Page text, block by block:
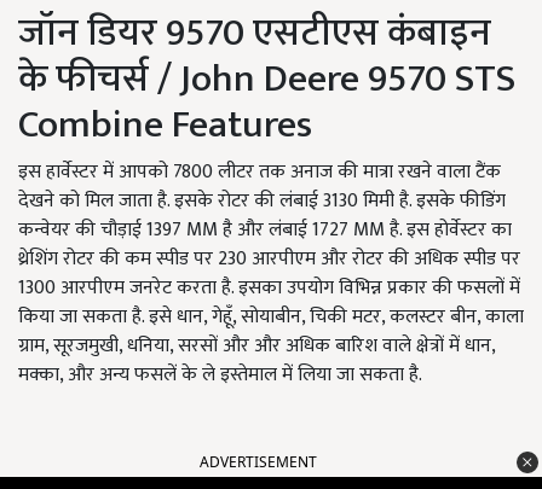
जॉन डियर 9570 एसटीएस कंबाइन
के फीचर्स / John Deere 9570 STS
Combine Features
इस हार्वेस्टर में आपको 7800 लीटर तक अनाज की मात्रा रखने वाला टैंक
देखने को मिल जाता है. इसके रोटर की लंबाई 3130 मिमी है. इसके फीडिंग
कन्वेयर की चौड़ाई 1397 MM है और लंबाई 1727 MM है. इस होर्वेस्टर का
थ्रेशिंग रोटर की कम स्पीड पर 230 आरपीएम और रोटर की अधिक स्पीड पर
1300 आरपीएम जनरेट करता है. इसका उपयोग विभिन्न प्रकार की फसलों में
किया जा सकता है. इसे धान, गेहूँ, सोयाबीन, चिकी मटर, कलस्टर बीन, काला
ग्राम, सूरजमुखी, धनिया, सरसों और और अधिक बारिश वाले क्षेत्रों में धान,
मक्का, और अन्य फसलें के ले इस्तेमाल में लिया जा सकता है.
ADVERTISEMENT